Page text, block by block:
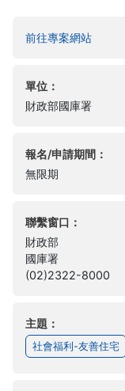
前往專案網站(另開
單位：
財政部國庫署
報名/申請期間：
無限期
聯繫窗口：
財政部
國庫署
(02)2322-8000
主題：
社會福利-友善住宅